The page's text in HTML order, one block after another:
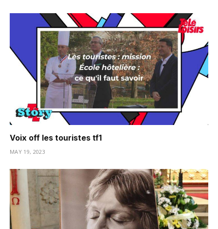
Voix off les touristes tf1
MAY 19, 2023